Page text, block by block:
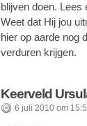
blijven doen. Lees
Weet dat Hij jou
hier op aarde nog
verduren krijgen.
Keerveld
6 juli 2010 om